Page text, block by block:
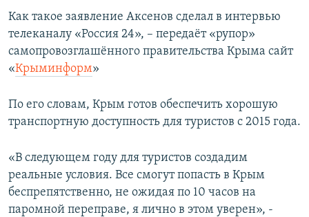
Как такое заявление Аксенов сделал в интервью
телеканалу «Россия 24», – передаёт «рупор»
самопровозглашённого правительства Крыма сайт
«Крыминформ»
По его словам, Крым готов обеспечить хорошую
транспортную доступность для туристов с 2015 года.
«В следующем году для туристов создадим
реальные условия. Все смогут попасть в Крым
беспрепятственно, не ожидая по 10 часов на
паромной переправе, я лично в этом уверен», -